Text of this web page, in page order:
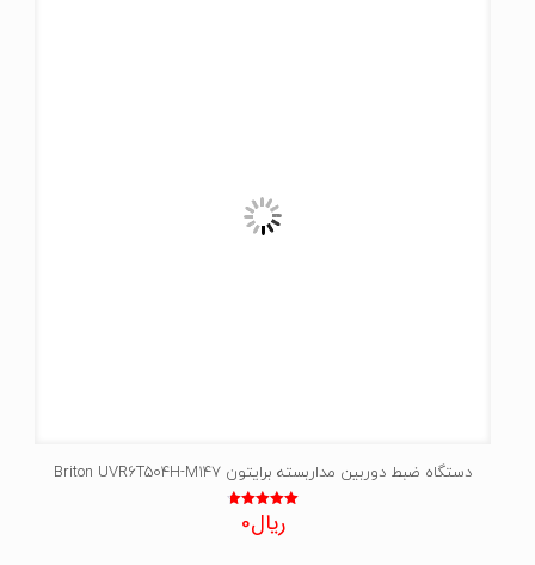
دستگاه ضبط دوربین مداربسته برایتون Briton UVR6T504H-M147
نمره
4.75
ریال0